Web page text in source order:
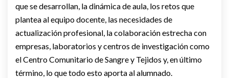
que se desarrollan, la dinámica de aula, los retos que
plantea al equipo docente, las necesidades de
actualización profesional, la colaboración estrecha con
empresas, laboratorios y centros de investigación como
el Centro Comunitario de Sangre y Tejidos y, en último
término, lo que todo esto aporta al alumnado.